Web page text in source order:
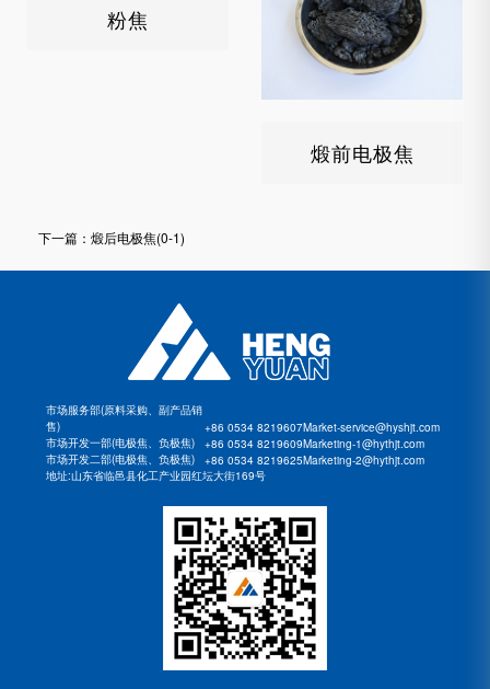
粉焦
煅前电极焦
下一篇：煅后电极焦(0-1)
市场服务部(原料采购、副产品销
售)
+86 0534 8219607 market-service@hyshjt.com
市场开发一部(电极焦、负极焦)
+86 0534 8219609
marketing-1@hythjt.com
市场开发二部(电极焦、负极焦)
+86 0534 8219625
marketing-2@hythjt.com
地址:山东省临邑县化工产业园红坛大街169号